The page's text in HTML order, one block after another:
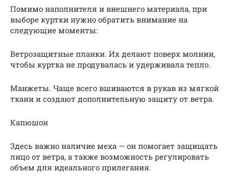
Помимо наполнителя и внешнего материала, при
выборе куртки нужно обратить внимание на
следующие моменты:
Ветрозащитные планки. Их делают поверх молнии,
чтобы куртка не продувалась и удерживала тепло.
Манжеты. Чаще всего вшиваются в рукав из мягкой
ткани и создают дополнительную защиту от ветра.
Капюшон
Здесь важно наличие меха — он помогает защищать
лицо от ветра, а также возможность регулировать
объем для идеального прилегания.